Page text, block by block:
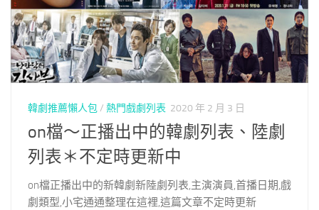
韓劇推薦懶人包/ 熱門戲劇列表 2020 年 2 月 3 日
on檔～正播出中的韓劇列表、陸劇
列表＊不定時更新中
on檔正播出中的新韓劇新陸劇列表,主演演員,首播日期,戲
劇類型,小宅通通整理在這裡,這篇文章不定時更新